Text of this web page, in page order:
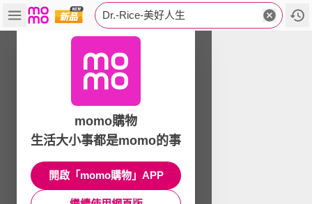
Dr.-Rice-美好人生
momo購物
生活大小事都是momo的事
開啟「momo購物」APP